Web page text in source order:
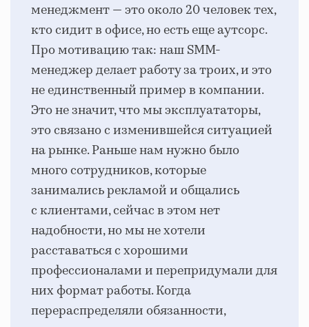
менеджмент — это около 20 человек тех,
кто сидит в офисе, но есть еще аутсорс.
Про мотивацию так: наш SMM-
менеджер делает работу за троих, и это
не единственный пример в компании.
Это не значит, что мы эксплуататоры,
это связано с изменившейся ситуацией
на рынке. Раньше нам нужно было
много сотрудников, которые
занимались рекламой и общались
с клиентами, сейчас в этом нет
надобности, но мы не хотели
расставаться с хорошими
профессионалами и перепридумали для
них формат работы. Когда
перераспределяли обязанности,